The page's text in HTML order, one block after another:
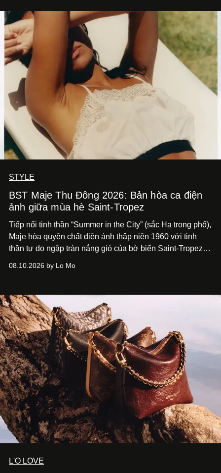
STYLE
BST Maje Thu Đông 2026: Bản hòa ca điện
ảnh giữa mùa hè Saint-Tropez
Tiếp nối tinh thần “Summer in the City” (sắc Hạ trong phố),
Maje hòa quyện chất điện ảnh thập niên 1960 với tinh
thần tự do ngập tràn nắng gió của bờ biển Saint-Tropez,
08.10.2026 by Lo Mo
L'O LOVE